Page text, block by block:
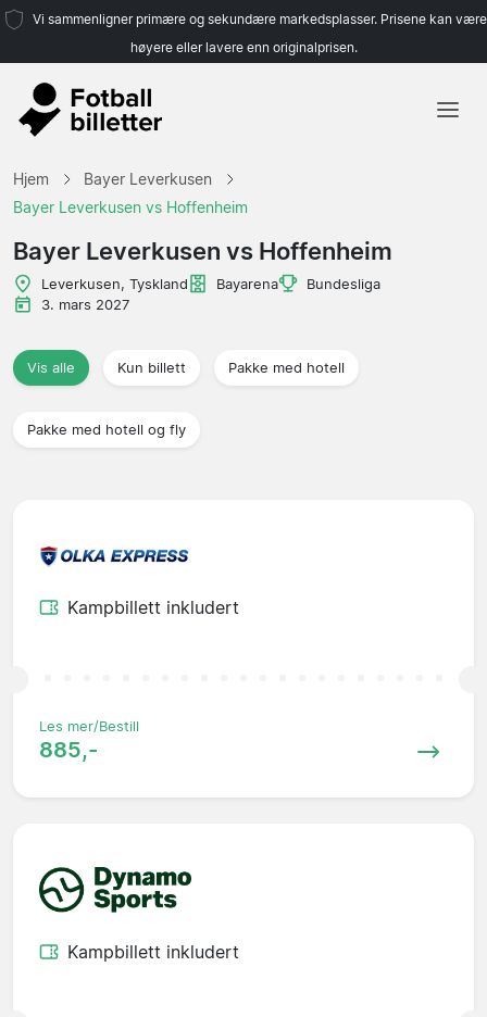
Vi sammenligner primære og sekundære markedsplasser. Prisene kan være
høyere eller lavere enn originalprisen.
Lag
Ligaer
Reisebyråer
Hjem
Bayer Leverkusen
Bayer Leverkusen vs Hoffenheim
Bayer Leverkusen vs Hoffenheim
Leverkusen, Tyskland Bayarena
Bundesliga
3. mars 2027
Vis alle Kun billett Pakke med hotell
Pakke med hotell og fly
Kampbillett inkludert
Les mer/Bestill
885,-
Kampbillett inkludert